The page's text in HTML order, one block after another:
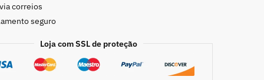
correios
seguro
Loja com SSL de proteção